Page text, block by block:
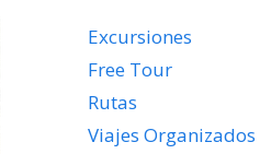
Excursiones
Free Tour
Rutas
Viajes Organizados